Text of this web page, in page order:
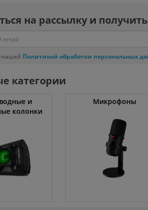
на рассылку и
нашей Политикой обработки персональных
категории
и
колонки
Микрофоны